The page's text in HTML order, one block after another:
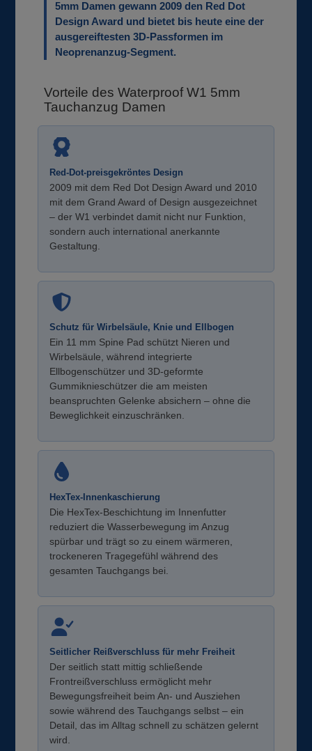
5mm Damen gewann 2009 den Red Dot
Design Award und bietet bis heute eine der
ausgereiftesten 3D-Passformen im
Neoprenanzug-Segment.
Vorteile des Waterproof W1 5mm
Tauchanzug Damen
Red-Dot-preisgekröntes Design
2009 mit dem Red Dot Design Award und 2010
mit dem Grand Award of Design ausgezeichnet
– der W1 verbindet damit nicht nur Funktion,
sondern auch international anerkannte
Gestaltung.
Schutz für Wirbelsäule, Knie und Ellbogen
Ein 11 mm Spine Pad schützt Nieren und
Wirbelsäule, während integrierte
Ellbogenschützer und 3D-geformte
Gummiknieschützer die am meisten
beanspruchten Gelenke absichern – ohne die
Beweglichkeit einzuschränken.
HexTex-Innenkaschierung
Die HexTex-Beschichtung im Innenfutter
reduziert die Wasserbewegung im Anzug
spürbar und trägt so zu einem wärmeren,
trockeneren Tragegefühl während des
gesamten Tauchgangs bei.
Seitlicher Reißverschluss für mehr Freiheit
Der seitlich statt mittig schließende
Frontreißverschluss ermöglicht mehr
Bewegungsfreiheit beim An- und Ausziehen
sowie während des Tauchgangs selbst – ein
Detail, das im Alltag schnell zu schätzen gelernt
wird.